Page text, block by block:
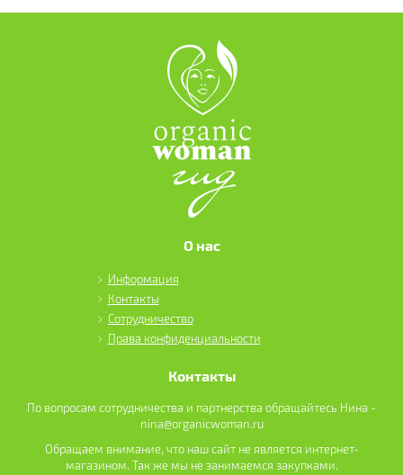
О нас
Информация
Контакты
Сотрудничество
Права конфиденциальности
Контакты
По вопросам сотрудничества и партнерства обращайтесь Нина -
nina@organicwoman.ru
Обращаем внимание, что наш сайт не является интернет-
магазином. Так же мы не занимаемся закупками.